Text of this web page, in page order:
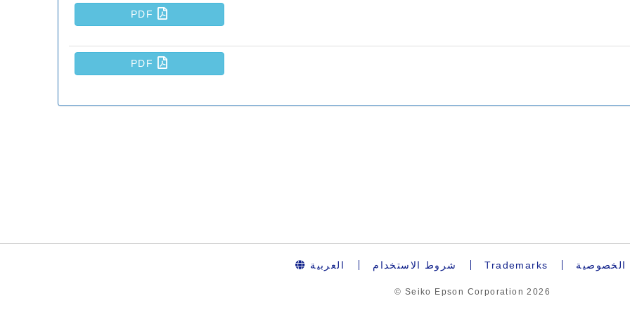
العربية شروط الاستخدام Trademarks الخصوصية
© Seiko Epson Corporation2026